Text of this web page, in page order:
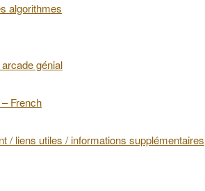
algorithmes
génial
French
/ liens utiles / informations supplémentaires